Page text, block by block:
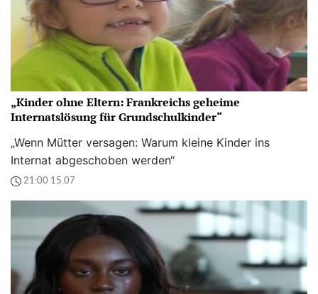
„Kinder ohne Eltern: Frankreichs geheime
Internatslösung für Grundschulkinder“
„Wenn Mütter versagen: Warum kleine Kinder ins
Internat abgeschoben werden“
21:00 15.07